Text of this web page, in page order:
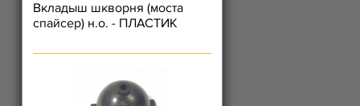
Вкладыш шкворня (моста
спайсер) н.о. - ПЛАСТИК